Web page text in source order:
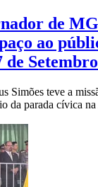
de
ao
de
Simões teve a
da parada cívica